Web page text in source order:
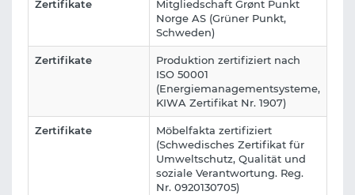
Zertifikate
Mitgliedschaft Grønt Punkt
Norge AS (Grüner Punkt,
Schweden)
Zertifikate
Produktion zertifiziert nach
ISO 50001
(Energiemanagementsysteme,
KIWA Zertifikat Nr. 1907)
Zertifikate
Möbelfakta zertifiziert
(Schwedisches Zertifikat für
Umweltschutz, Qualität und
soziale Verantwortung. Reg.
Nr. 0920130705)